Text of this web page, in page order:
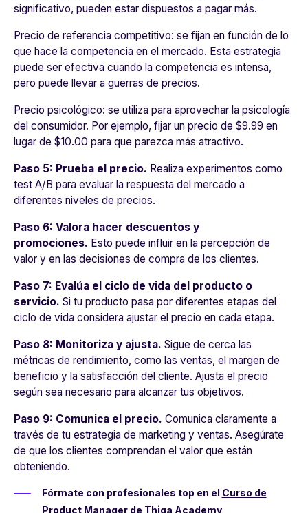
significativo, pueden estar dispuestos a pagar más.
Precio de referencia competitivo: se fijan en función de lo
que hace la competencia en el mercado. Esta estrategia
puede ser efectiva cuando la competencia es intensa,
pero puede llevar a guerras de precios.
Precio psicológico: se utiliza para aprovechar la psicología
del consumidor. Por ejemplo, fijar un precio de $9.99 en
lugar de $10.00 para que parezca más atractivo.
Paso 5: Prueba el precio. Realiza experimentos como
test A/B para evaluar la respuesta del mercado a
diferentes niveles de precios.
Paso 6: Valora hacer descuentos y
promociones. Esto puede influir en la percepción de
valor y en las decisiones de compra de los clientes.
Paso 7: Evalúa el ciclo de vida del producto o
servicio. Si tu producto pasa por diferentes etapas del
ciclo de vida considera ajustar el precio en cada etapa.
Paso 8: Monitoriza y ajusta. Sigue de cerca las
métricas de rendimiento, como las ventas, el margen de
beneficio y la satisfacción del cliente. Ajusta el precio
según sea necesario para alcanzar tus objetivos.
Paso 9: Comunica el precio. Comunica claramente a
través de tu estrategia de marketing y ventas. Asegúrate
de que los clientes comprendan el valor que están
obteniendo.
Fórmate con profesionales top en el Curso de
Product Managerde Thiga Academy